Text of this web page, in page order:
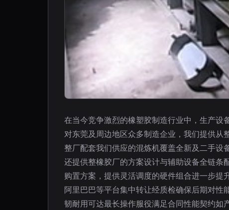
在当今竞争激烈的橡塑胶制造行业中，生产设
对东莞及周边地区众多制造企业，我们提供
整厂配套我们供应的混炼机覆盖全新及二手设
还提供整橡胶厂的方案设计与辅助设备全链条
购置方案，提供灵活调度的硬件组合进一步
阿里巴巴等平台集中转让经质检确保后期对
韧耐用可达最长操作服役满足合同性能契约如